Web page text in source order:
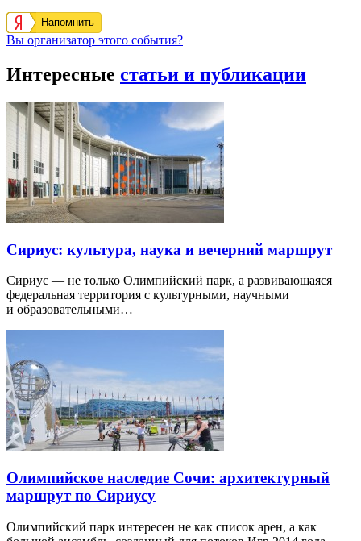
Напомнить
Вы организатор этого события?
Интересные статьи и публикации
Сириус: культура, наука и вечерний маршрут
Сириус — не только Олимпийский парк, а развивающаяся
федеральная территория с культурными, научными
и образовательными…
Олимпийское наследие Сочи: архитектурный
маршрут по Сириусу
Олимпийский парк интересен не как список арен, а как